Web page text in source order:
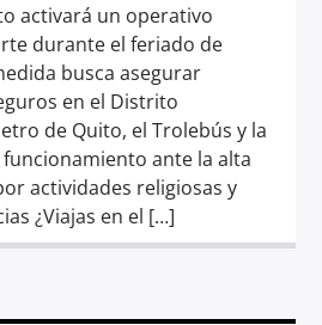
activará un operativo
durante el feriado de
busca asegurar
en el Distrito
de Quito, el Trolebús y la
ante la alta
actividades religiosas y
¿Viajas en el […]